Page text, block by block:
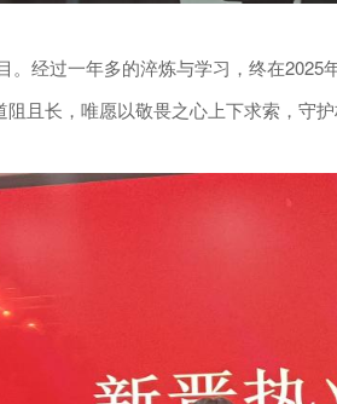
经过一年多的淬炼与学习，终在
且长，唯愿以敬畏之心上下求索，守